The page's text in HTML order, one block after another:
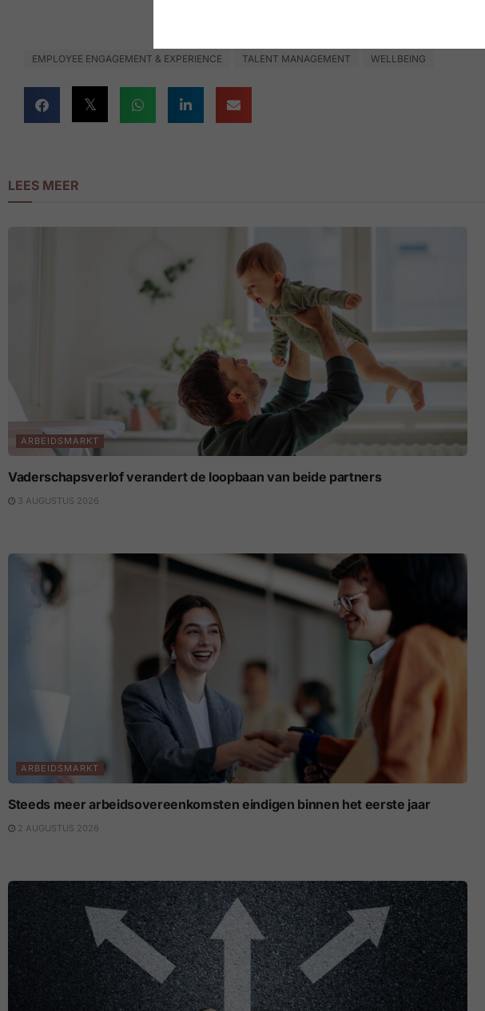
EMPLOYEE ENGAGEMENT & EXPERIENCE TALENT MANAGEMENT WELLBEING
LEES MEER
ARBEIDSMARKT
Vaderschapsverlof verandert de loopbaan van beide partners
3 AUGUSTUS 2026
ARBEIDSMARKT
Steeds meer arbeidsovereenkomsten eindigen binnen het eerste jaar
2 AUGUSTUS 2026